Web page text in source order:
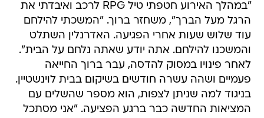
"במהלך האירוע חטפתי טיל RPG לרכב ואיבדתי את
הרגל מעל הברך", משחזר ברוך. "המשכתי להילחם
עוד שלוש שעות אחרי הפגיעה. האדרנלין השתלט
והמשכנו להילחם. אתה יודע שאתה נלחם על הבית".
לאחר פינויו במסוק להדסה, עבר ברוך החייאה
פעמיים ושהה עשרה חודשים בשיקום בבית לוינשטיין.
בניגוד למה שניתן לצפות, הוא מספר שהשלים עם
המציאות החדשה כבר ברגע הפציעה. "אני מסתכל